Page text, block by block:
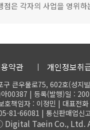
점은 각자의 사업을 영위
약관 개인정보취
구 큰우물로75, 602호(성지
아00387 | 등록(발행)일 :
호책임자 : 이정민 | 대표
81-66081 | 통신판매업
Taein Co., Ltd.